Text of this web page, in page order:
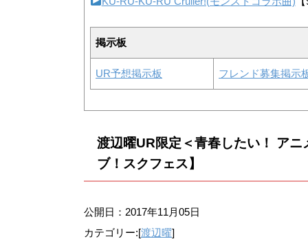
掲示板
UR予想掲示板 フレンド募集掲示
渡辺曜UR限定＜青春したい！ ア
ブ！スクフェス】
公開日： 2017年11月05日
カテゴリー:[渡辺曜]